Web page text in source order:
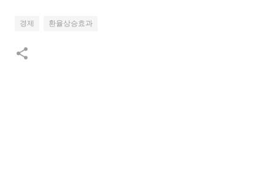
경제 환율상승효과